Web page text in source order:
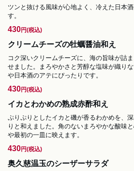
ツンと抜ける風味が心地よく、冷えた日本
す。
430円(税込)
クリームチーズの牡蠣醤油和え
コク深いクリームチーズに、海の旨味が詰
せました。まろやかさと芳醇な塩味が織り
や日本酒のアテにぴったりです。
430円(税込)
イカとわかめの熟成赤酢和え
ぷりぷりとしたイカと磯が香るわかめを、
りと和えました。角のないまろやかな酸味
や最初の一皿に映えます。
430円(税込)
奥久慈温玉のシーザーサラダ